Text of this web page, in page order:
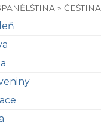
» ČEŠTINA